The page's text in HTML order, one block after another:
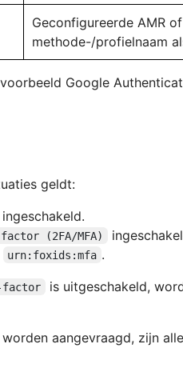
Geconfigureerde AMR of
methode-/profielnaam
Google
geldt:
ingeschakeld.
(2FA/MFA)
urn:foxids:mfa .
factor
is uitgeschakeld,
worden aangevraagd, zijn